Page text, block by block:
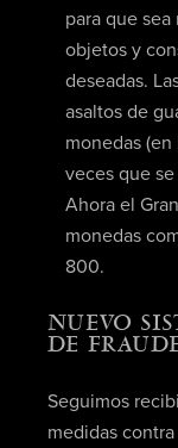
para que
objetos y
deseadas.
asaltos de
monedas (en
veces que
Ahora el
monedas
800.
NUEVO
DE
Seguimos
medidas